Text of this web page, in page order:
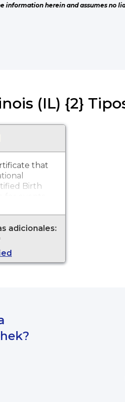
information herein and assumes no
(IL) {2}
that
Birth
for events
County
adicionales: